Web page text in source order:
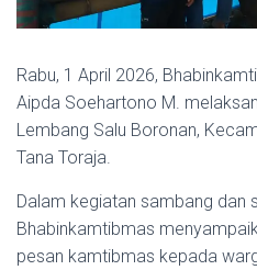
Rabu, 1 April 2026,
Aipda Soehartono M.
Lembang Salu Boronan,
Tana Toraja.
Dalam kegiatan sambang dan
Bhabinkamtibmas
pesan kamtibmas kepada